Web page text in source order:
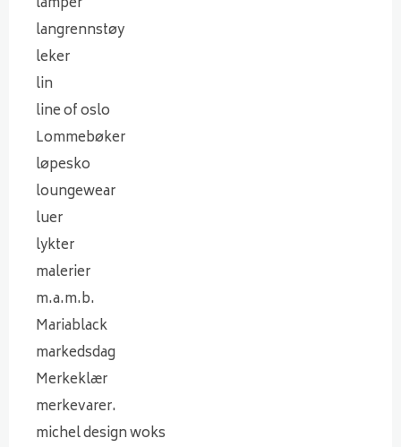
langrennstøy
leker
lin
line of oslo
Lommebøker
løpesko
loungewear
luer
lykter
malerier
m.a.m.b.
Mariablack
markedsdag
Merkeklær
merkevarer.
michel design woks